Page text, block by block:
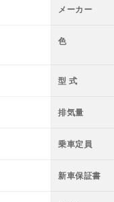
メーカー
色
型 式
排気量
乗車定員
新車保証書